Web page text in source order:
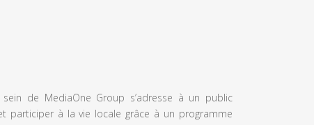
de MediaOne Group s’adresse à un public
participer à la vie locale grâce à un programme